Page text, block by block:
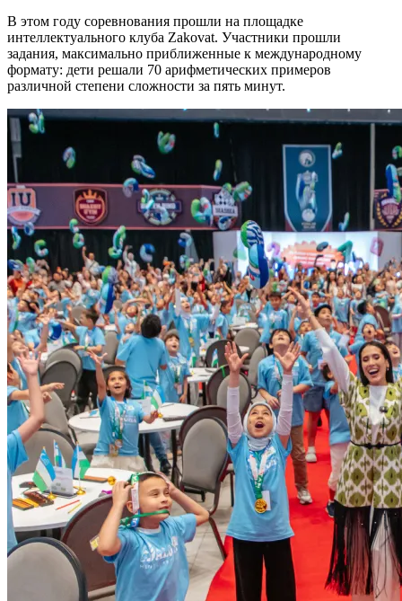
В этом году соревнования прошли на площадке
интеллектуального клуба Zakovat. Участники прошли
задания, максимально приближенные к международному
формату: дети решали 70 арифметических примеров
различной степени сложности за пять минут.